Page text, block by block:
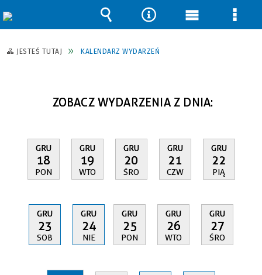
JESTEŚ TUTAJ KALENDARZ WYDARZEŃ
ZOBACZ WYDARZENIA Z DNIA:
GRU
18
PON
GRU
19
WTO
GRU
20
ŚRO
GRU
21
CZW
GRU
22
PIĄ
GRU
23
SOB
GRU
24
NIE
GRU
25
PON
GRU
26
WTO
GRU
27
ŚRO
Wyszukiwarka
Narzędzia
Menu Menu